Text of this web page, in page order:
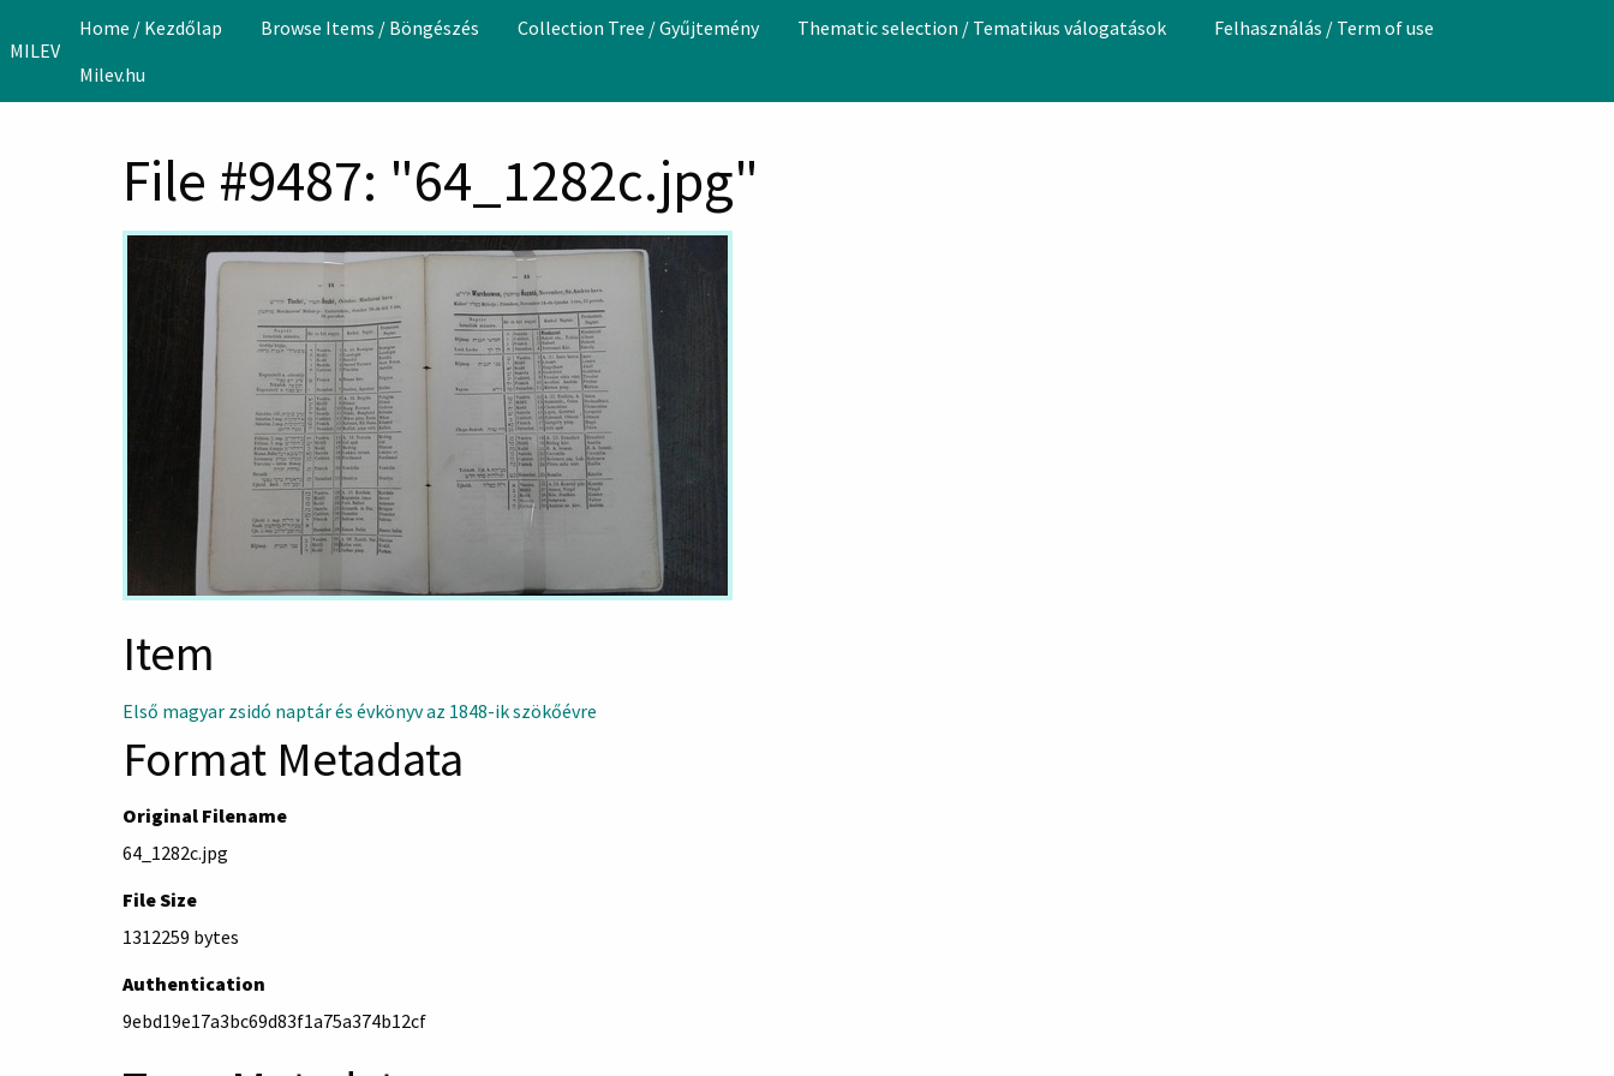
MILEV
Home / Kezdőlap Browse Items / Böngészés Collection Tree / Gyűjtemény Thematic selection / Tematikus válogatások
Felhasználás / Term of use
Milev.hu
File #9487: "64_1282c.jpg"
Item
Első magyar zsidó naptár és évkönyv az 1848-ik szökőévre
Format Metadata
Original Filename
64_1282c.jpg
File Size
1312259 bytes
Authentication
9ebd19e17a3bc69d83f1a75a374b12cf